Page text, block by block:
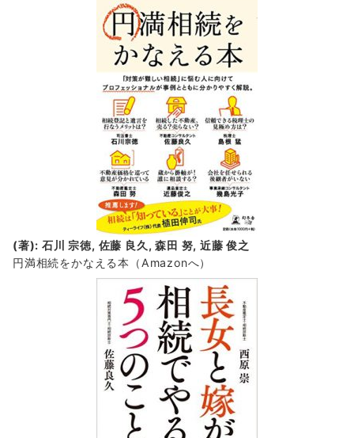
(著): 石川 宗徳, 佐藤 良久, 森田 努, 近藤 俊之
円満相続をかなえる本（Amazonへ）